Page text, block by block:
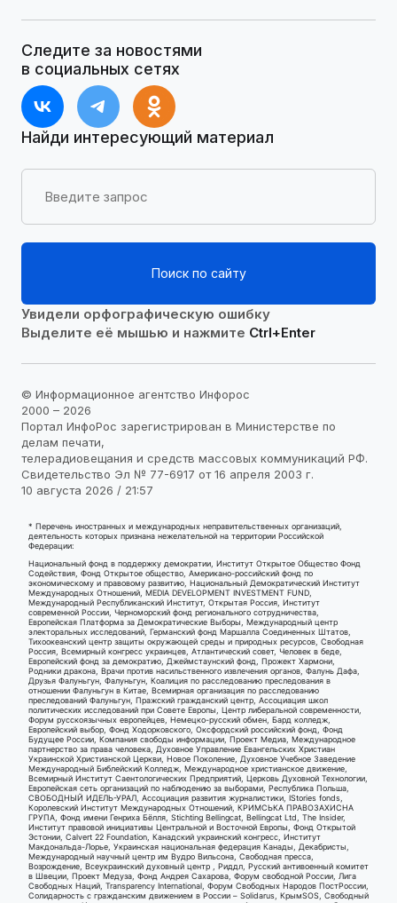
Следите за новостями
в социальных сетях
Найди интересующий материал
Поиск по сайту
Увидели орфографическую ошибку
Выделите её мышью и нажмите Ctrl+Enter
© Информационное агентство Инфорос
2000 – 2026
Портал ИнфоРос зарегистрирован в Министерстве по
делам печати,
телерадиовещания и средств массовых коммуникаций РФ.
Свидетельство Эл № 77-6917 от 16 апреля 2003 г.
10 августа 2026 / 21:57